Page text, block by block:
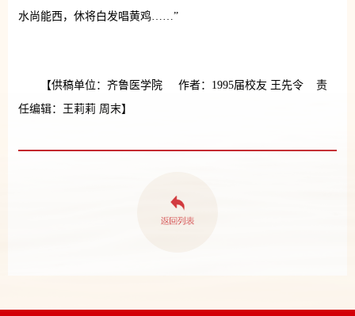
水尚能西，休将白发唱黄鸡……”
【供稿单位：齐鲁医学院 作者：1995届校友 王先令 责
任编辑：王莉莉 周末】